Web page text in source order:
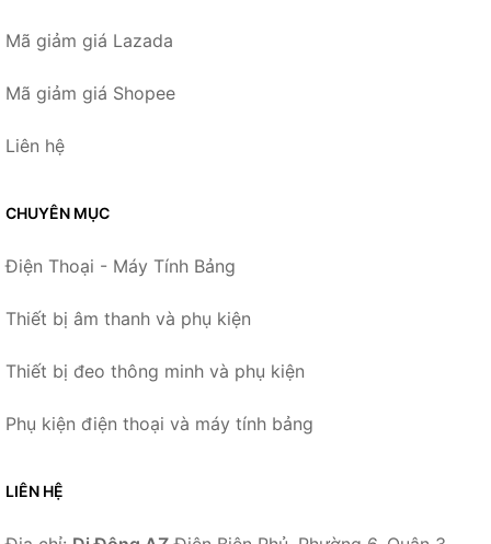
Mã giảm giá Lazada
Mã giảm giá Shopee
Liên hệ
CHUYÊN MỤC
Điện Thoại - Máy Tính Bảng
Thiết bị âm thanh và phụ kiện
Thiết bị đeo thông minh và phụ kiện
Phụ kiện điện thoại và máy tính bảng
LIÊN HỆ